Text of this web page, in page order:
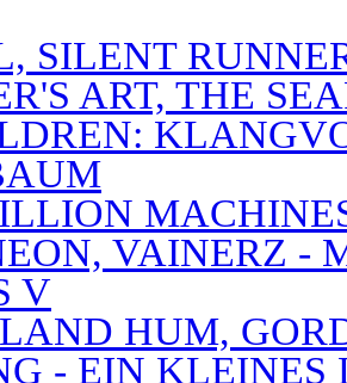
SILENT
ART, THE
VAINERZ -
V
HUM,
- EIN KLEINES